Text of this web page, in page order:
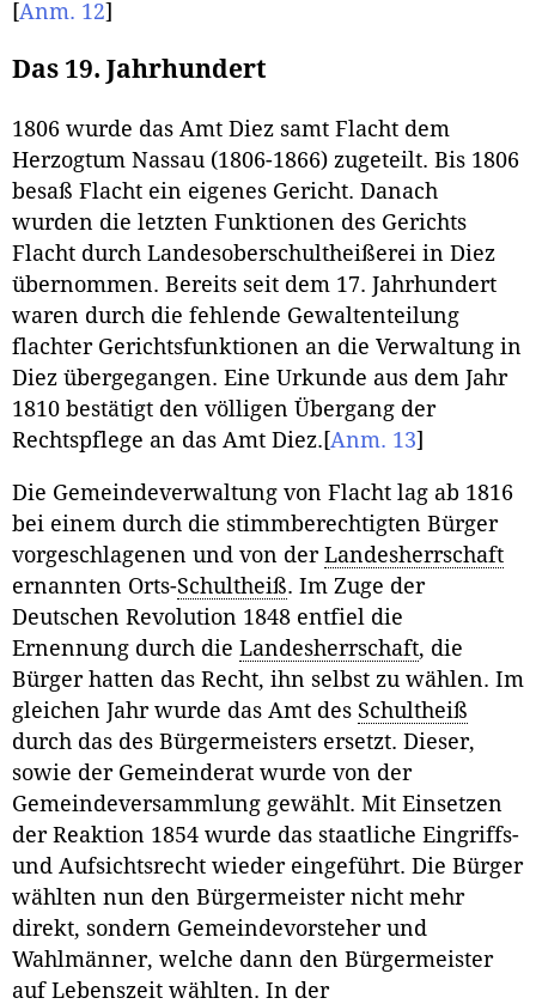
[Anm. 12]
Das 19. Jahrhundert
1806 wurde das Amt Diez samt Flacht dem
Herzogtum Nassau (1806-1866) zugeteilt. Bis 1806
besaß Flacht ein eigenes Gericht. Danach
wurden die letzten Funktionen des Gerichts
Flacht durch Landesoberschultheißerei in Diez
übernommen. Bereits seit dem 17. Jahrhundert
waren durch die fehlende Gewaltenteilung
flachter Gerichtsfunktionen an die Verwaltung in
Diez übergegangen. Eine Urkunde aus dem Jahr
1810 bestätigt den völligen Übergang der
Rechtspflege an das Amt Diez. [Anm. 13]
Die Gemeindeverwaltung von Flacht lag ab 1816
bei einem durch die stimmberechtigten Bürger
vorgeschlagenen und von der Landesherrschaft
ernannten Orts-Schultheiß. Im Zuge der
Deutschen Revolution 1848 entfiel die
Ernennung durch die Landesherrschaft, die
Bürger hatten das Recht, ihn selbst zu wählen. Im
gleichen Jahr wurde das Amt des Schultheiß
durch das des Bürgermeisters ersetzt. Dieser,
sowie der Gemeinderat wurde von der
Gemeindeversammlung gewählt. Mit Einsetzen
der Reaktion 1854 wurde das staatliche Eingriffs-
und Aufsichtsrecht wieder eingeführt. Die Bürger
wählten nun den Bürgermeister nicht mehr
direkt, sondern Gemeindevorsteher und
Wahlmänner, welche dann den Bürgermeister
auf Lebenszeit wählten. In der